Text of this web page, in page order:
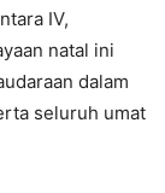
IV,
natal ini
dalam
seluruh umat